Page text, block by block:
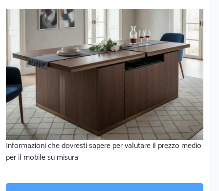
Informazioni che dovresti sapere per valutare il prezzo medio
per il mobile su misura